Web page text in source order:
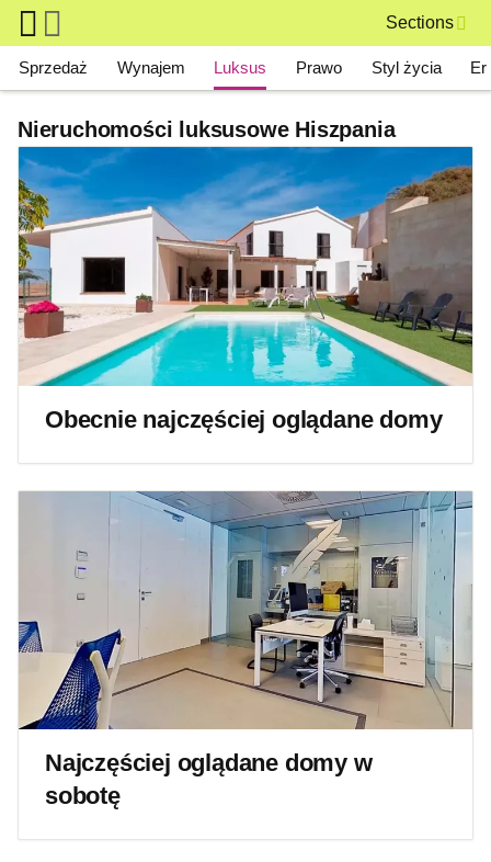
Skip to main content
Sections
Main navigation
Sprzedaż Wynajem Luksus Prawo Styl życia
Nieruchomości luksusowe Hiszpania
Obecnie najczęściej oglądane domy
Najczęściej oglądane domy w
sobotę